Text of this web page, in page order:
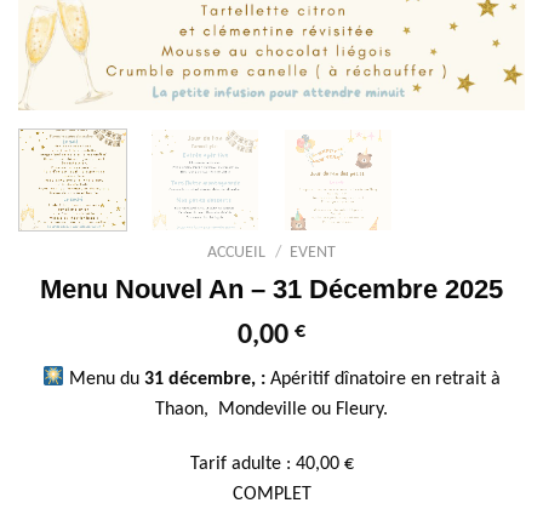
ACCUEIL / EVENT
Menu Nouvel An – 31 Décembre 2025
0,00 €
Menu du31 décembre, :Apéritif dînatoire en retrait à
Thaon, Mondeville ou Fleury.
Tarif adulte : 40,00 €
COMPLET